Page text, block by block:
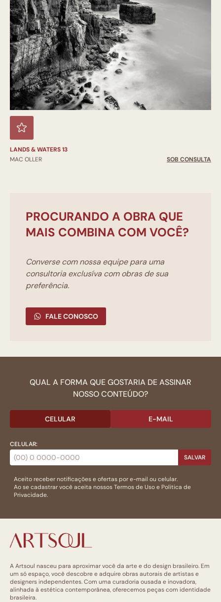
LANDS & WATERS 13
MAC OLLER
SOB CONSULTA
PROCURANDO A OBRA QUE
MAIS COMBINA COM VOCÊ?
Converse com nossa equipe para uma
consultoria exclusíva com obras de sua
preferência.
FALE CONOSCO
QUAL A FORMA QUE GOSTARIA DE ASSINAR
NOSSO CONTEÚDO?
CELULAR E-MAIL
CELULAR:
SALVAR
Aceito receber notificações e ofertas por e-mail ou celular.
Ao se cadastrar você aceita nossosTermos de Usoe Politica de
Privacidade.
A Artsoul nasceu para aproximar você da arte e do design brasileiro. Em
um só espaço, você descobre e adquire obras autorais de artistas e
designers independentes. Com uma curadoria ousada e inovadora,
alinhada à estética contemporânea, oferecemos peças com identidade
brasileira.